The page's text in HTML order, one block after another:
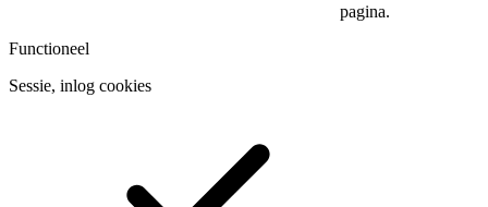
pagina.
Functioneel
Sessie, inlog cookies